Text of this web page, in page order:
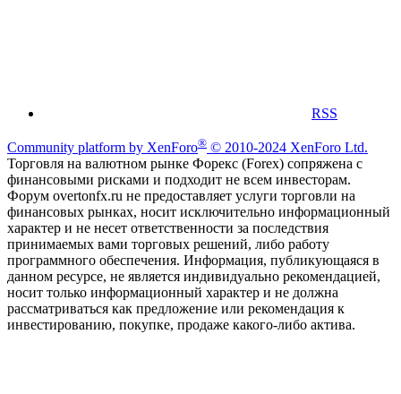
RSS
Community platform by XenForo® © 2010-2024 XenForo Ltd.
Торговля на валютном рынке Форекс (Forex) сопряжена с
финансовыми рисками и подходит не всем инвесторам.
Форум overtonfx.ru не предоставляет услуги торговли на
финансовых рынках, носит исключительно информационный
характер и не несет ответственности за последствия
принимаемых вами торговых решений, либо работу
программного обеспечения. Информация, публикующаяся в
данном ресурсе, не является индивидуально рекомендацией,
носит только информационный характер и не должна
рассматриваться как предложение или рекомендация к
инвестированию, покупке, продаже какого-либо актива.